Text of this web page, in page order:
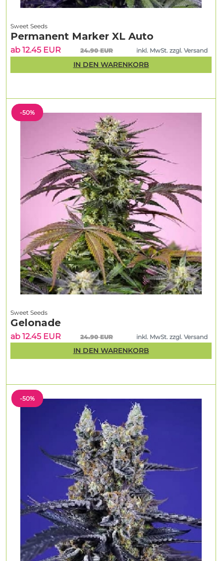
-50%
-50%
Sweet Seeds
Gelonade
ab 12.45 EUR 24.90 EUR inkl. MwSt. zzgl. Versand
IN DEN WARENKORB
Sweet Seeds
Permanent Marker XL Auto
ab 12.45 EUR 24.90 EUR inkl. MwSt. zzgl. Versand
IN DEN WARENKORB